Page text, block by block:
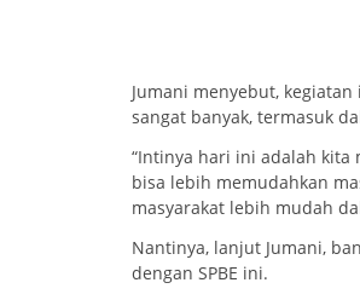
Jumani menyebut,
sangat banyak, termasuk
“Intinya hari ini adalah kita
bisa lebih memudahkan
masyarakat lebih mudah
Nantinya, lanjut Jumani,
dengan SPBE ini.